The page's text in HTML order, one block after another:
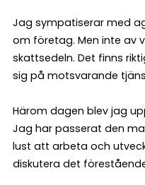
Jag sympatiserar med
om företag. Men inte av
skattsedeln. Det finns
sig på motsvarande
Härom dagen blev jag
Jag har passerat den
lust att arbeta och
diskutera det